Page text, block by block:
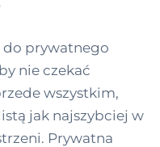
do prywatnego
nie czekać
wszystkim,
jak najszybciej w
Prywatna